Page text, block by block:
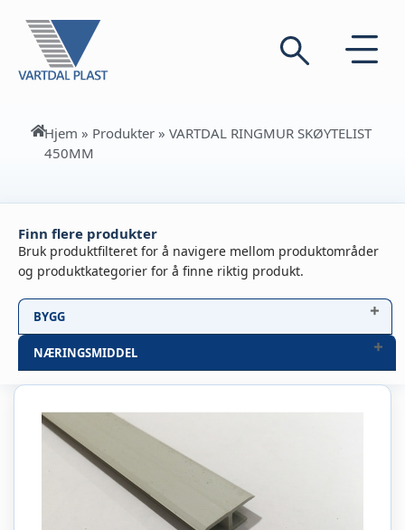
Hjem » Produkter »VARTDAL RINGMUR SKØYTELIST
450MM
Finn flere produkter
Bruk produktfilteret for å navigere mellom produktområder
og produktkategorier for å finne riktig produkt.
BYGG
NÆRINGSMIDDEL